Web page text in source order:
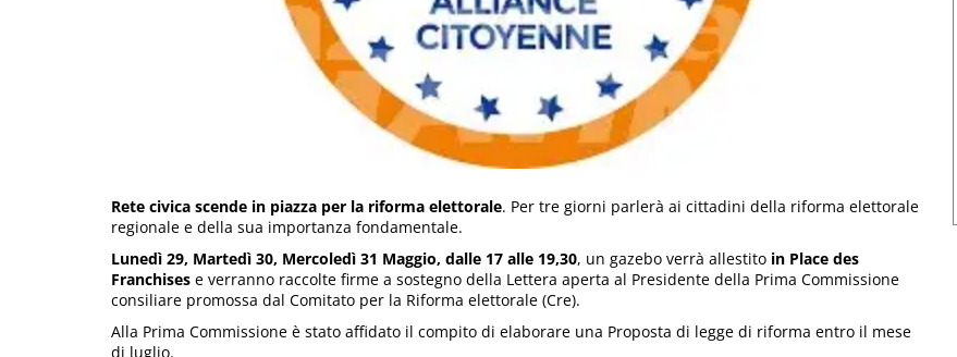
Rete civica scende in piazza per la riforma elettorale. Per tre giorni parlerà ai cittadini della riforma elettorale
regionale e della sua importanza fondamentale.
Lunedì 29, Martedì 30, Mercoledì 31 Maggio, dalle 17 alle 19,30, un gazebo verrà allestito in Place des
Franchises e verranno raccolte firme a sostegno della Lettera aperta al Presidente della Prima Commissione
consiliare promossa dal Comitato per la Riforma elettorale (Cre).
Alla Prima Commissione è stato affidato il compito di elaborare una Proposta di legge di riforma entro il mese
di luglio.